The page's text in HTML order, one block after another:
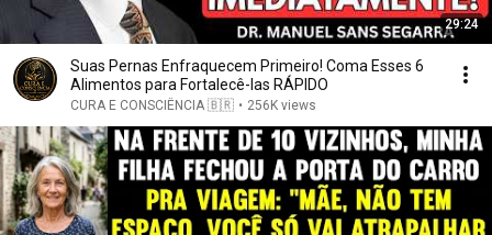
29:24
Suas Pernas Enfraquecem Primeiro! Coma Esses 6
Alimentos para Fortalecê-las RÁPIDO
CURA E CONSCIÊNCIA 🇧🇷 • 256K views